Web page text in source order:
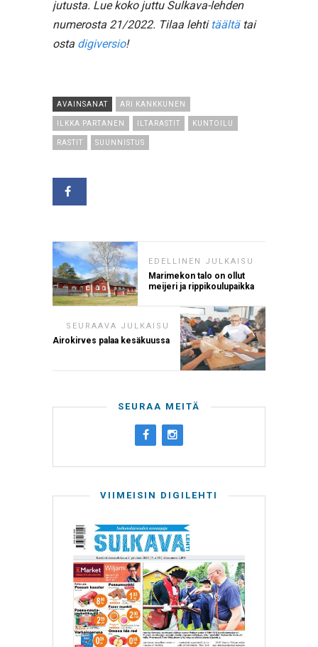
jutusta. Lue koko juttu Sulkava-lehden
numerosta 21/2022. Tilaa lehti täältätai
osta digiversio!
AVAINSANAT ARI KANKKUNEN
ILKKA PARTANEN ILTARASTIT KUNTOILU
RASTIT SUUNNISTUS
EDELLINEN JULKAISU
Marimekon talo on ollut
meijeri ja rippikoulupaikka
SEURAAVA JULKAISU
Airokirves palaa kesäkuussa
SEURAA MEITÄ
VIIMEISIN DIGILEHTI